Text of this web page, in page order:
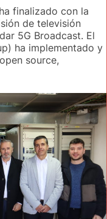
finalizado con la
de televisión
5G Broadcast. El
ha implementado y
source,